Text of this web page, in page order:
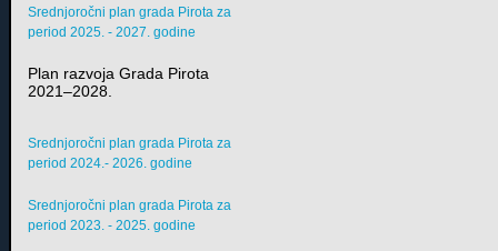
Srednjoročni plan grada Pirota za
period 2025. - 2027. godine
Plan razvoja Grada Pirota
2021–2028.
Srednjoročni plan grada Pirota za
period 2024.- 2026. godine
Srednjoročni plan grada Pirota za
period 2023. - 2025. godine